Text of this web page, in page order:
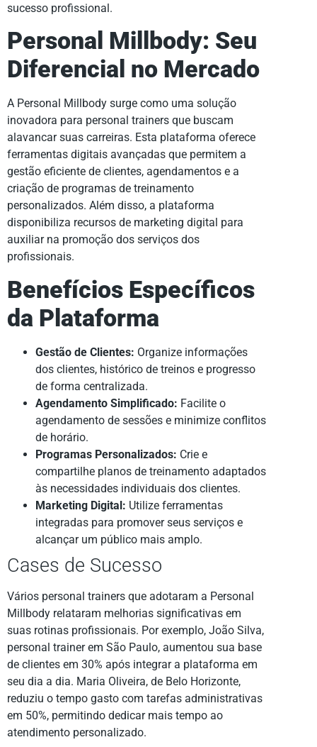
sucesso profissional.
Personal Millbody: Seu
Diferencial no Mercado
A Personal Millbody surge como uma solução
inovadora para personal trainers que buscam
alavancar suas carreiras. Esta plataforma oferece
ferramentas digitais avançadas que permitem a
gestão eficiente de clientes, agendamentos e a
criação de programas de treinamento
personalizados. Além disso, a plataforma
disponibiliza recursos de marketing digital para
auxiliar na promoção dos serviços dos
profissionais.
Benefícios Específicos
da Plataforma
Gestão de Clientes: Organize informações
dos clientes, histórico de treinos e progresso
de forma centralizada.
Agendamento Simplificado: Facilite o
agendamento de sessões e minimize conflitos
de horário.
Programas Personalizados: Crie e
compartilhe planos de treinamento adaptados
às necessidades individuais dos clientes.
Marketing Digital: Utilize ferramentas
integradas para promover seus serviços e
alcançar um público mais amplo.
Cases de Sucesso
Vários personal trainers que adotaram a Personal
Millbody relataram melhorias significativas em
suas rotinas profissionais. Por exemplo, João Silva,
personal trainer em São Paulo, aumentou sua base
de clientes em 30% após integrar a plataforma em
seu dia a dia. Maria Oliveira, de Belo Horizonte,
reduziu o tempo gasto com tarefas administrativas
em 50%, permitindo dedicar mais tempo ao
atendimento personalizado.